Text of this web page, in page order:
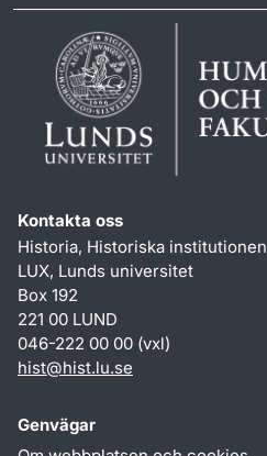
Kontakta oss
Historia, Historiska institutionen
LUX, Lunds universitet
Box 192
221 00 LUND
046-222 00 00 (vxl)
hist@hist.lu.se
Genvägar